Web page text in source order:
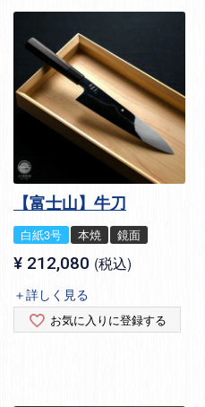
【富士山】牛刀
白紙3号 本焼 鏡面
¥ 212,080 税込
＋詳しく見る
お気に入りに登録する